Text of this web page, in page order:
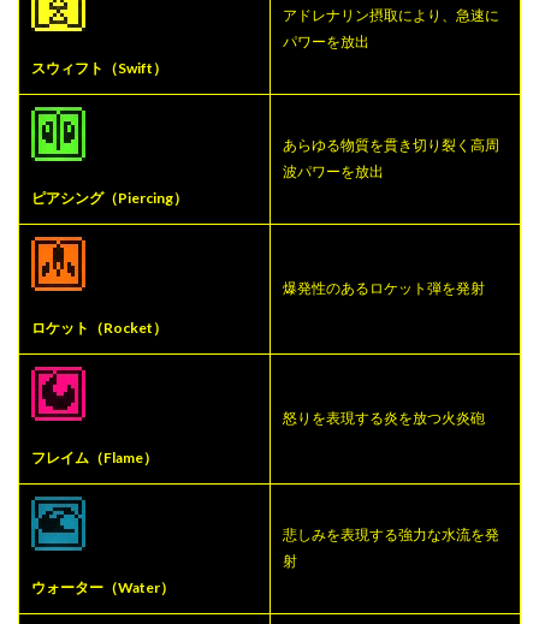
スウィフト（Swift）
アドレナリン摂取により、急速に
パワーを放出
ピアシング（Piercing）
あらゆる物質を貫き切り裂く高周
波パワーを放出
ロケット（Rocket）
爆発性のあるロケット弾を発射
フレイム（Flame）
怒りを表現する炎を放つ火炎砲
ウォーター（Water）
悲しみを表現する強力な水流を発
射